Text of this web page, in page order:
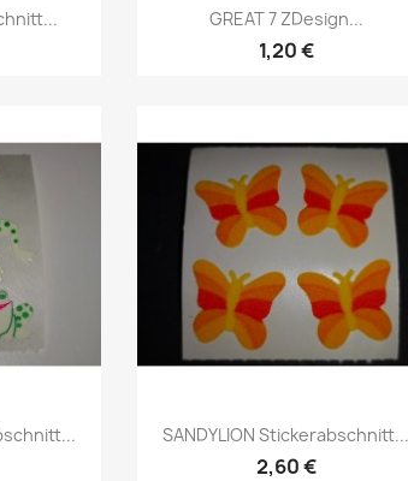
GREAT 7 ZDesign...
1,20 €
SANDYLION Stickerabschnitt...
2,60 €